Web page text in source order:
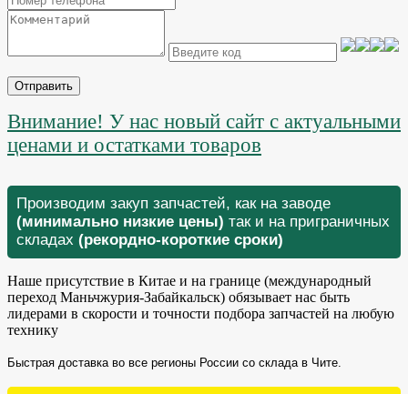
Отправить
Внимание! У нас новый сайт с актуальными
ценами и остатками товаров
Производим закуп запчастей, как на заводе
(минимально низкие цены) так и на приграничных
складах (рекордно-короткие сроки)
Наше присутствие в Китае и на границе (международный
переход Маньчжурия-Забайкальск) обязывает нас быть
лидерами в скорости и точности подбора запчастей на любую
технику
Быстрая доставка во все регионы России со склада в Чите.